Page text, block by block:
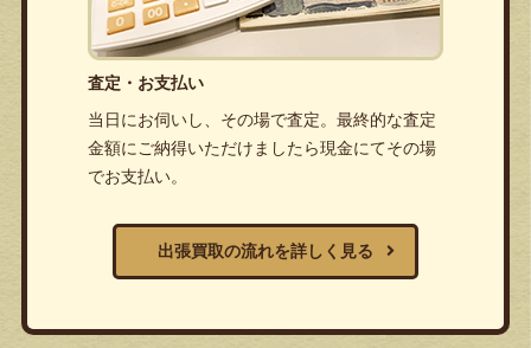
査定・お支払い
当日にお伺いし、その場で査定。最終的な査定
金額にご納得いただけましたら現金にてその場
でお支払い。
出張買取の流れを詳しく見る